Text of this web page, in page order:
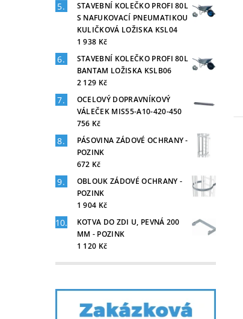
STAVEBNÍ KOLEČKO PROFI 80L
S NAFUKOVACÍ PNEUMATIKOU
KULIČKOVÁ LOŽISKA KSL04
1 938 Kč
STAVEBNÍ KOLEČKO PROFI 80L
BANTAM LOŽISKA KSLB06
2 129 Kč
OCELOVÝ DOPRAVNÍKOVÝ
VÁLEČEK MIS55-A10-420-450
756 Kč
PÁSOVINA ZÁDOVÉ OCHRANY -
POZINK
672 Kč
OBLOUK ZÁDOVÉ OCHRANY -
POZINK
1 904 Kč
KOTVA DO ZDI U, PEVNÁ 200
MM - POZINK
1 120 Kč